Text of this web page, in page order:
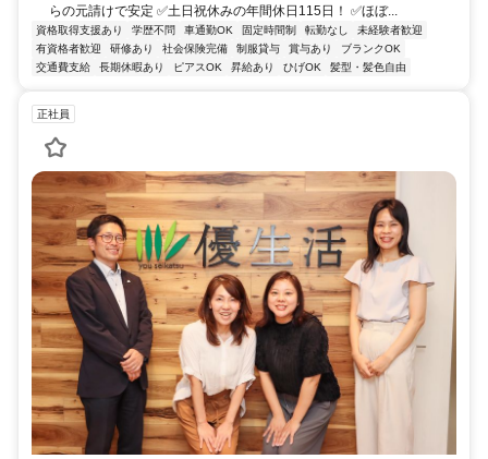
る場合、駐車場利用可能
らの元請けで安定 ✅土日祝休みの年間休日115日！ ✅ほぼ...
資格取得支援あり 学歴不問 車通勤OK 固定時間制 転勤なし
未経験者歓迎
有資格者歓迎
研修あり 社会保険完備 制服貸与 賞与あり
ブランクOK
交通費支給
長期休暇あり ピアスOK 昇給あり ひげOK 髪型・髪色自由
正社員